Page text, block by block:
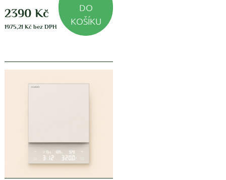
2390 Kč
1975,21 Kčbez DPH
DO
KOŠÍKU